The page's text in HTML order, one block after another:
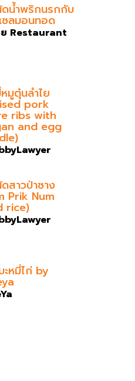
ดน้ำพริกนรกกับ
ซลมอนทอด
ย Restaurant
มูตุ๋นลำไย
pork
ribs with
and egg
สาวป่าซาง
Prik Num
rice)
หมี่ไก่ by